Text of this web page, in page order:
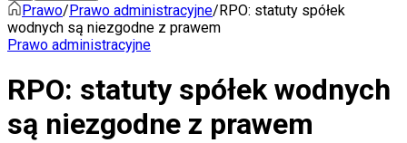
Prawo/Prawo administracyjne/RPO: statuty spółek
wodnych są niezgodne z prawem
Prawo administracyjne
RPO: statuty spółek wodnych
są niezgodne z prawem